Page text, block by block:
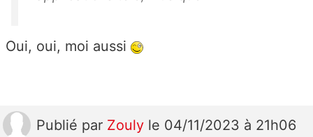
Oui, oui, moi aussi
Publié par Zouly le 04/11/2023 à 21h06